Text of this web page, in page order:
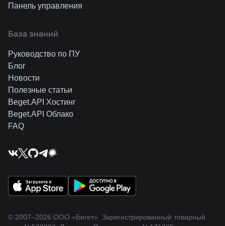
Панель управления
База знаний
Руководство по ПУ
Блог
Новости
Полезные статьи
Beget.API Хостинг
Beget.API Облако
FAQ
© 2007–2026 ООО «Бегет». Зарегистрированный товарный